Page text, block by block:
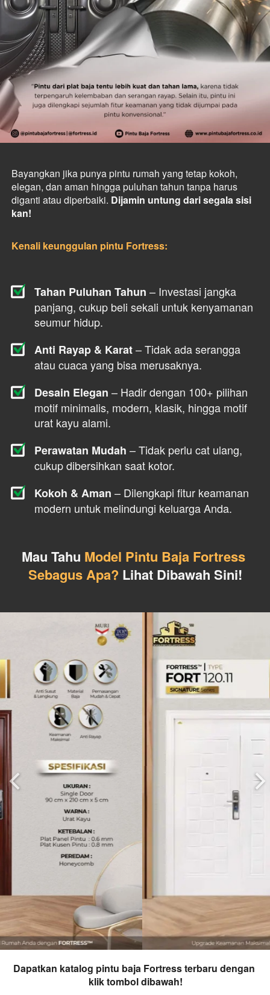
Bayangkan jika punya pintu rumah yang tetap kokoh,
elegan, dan aman hingga puluhan tahun tanpa harus
diganti atau diperbaiki. Dijamin untung dari segala sisi
kan!
Kenali keunggulan pintu Fortress:
Tahan Puluhan Tahun – Investasi jangka
panjang, cukup beli sekali untuk kenyamanan
seumur hidup.
Anti Rayap & Karat – Tidak ada serangga
atau cuaca yang bisa merusaknya.
Desain Elegan – Hadir dengan 100+ pilihan
motif minimalis, modern, klasik, hingga motif
urat kayu alami.
Perawatan Mudah – Tidak perlu cat ulang,
cukup dibersihkan saat kotor.
Kokoh & Aman – Dilengkapi fitur keamanan
modern untuk melindungi keluarga Anda.
Mau Tahu Model Pintu Baja Fortress
Sebagus Apa? Lihat Dibawah Sini!
Dapatkan katalog pintu baja Fortress terbaru dengan
klik tombol dibawah!